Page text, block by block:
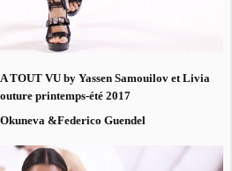
TOUT VU by Yassen Samouilov et Livia
printemps-été 2017
&Federico Guendel